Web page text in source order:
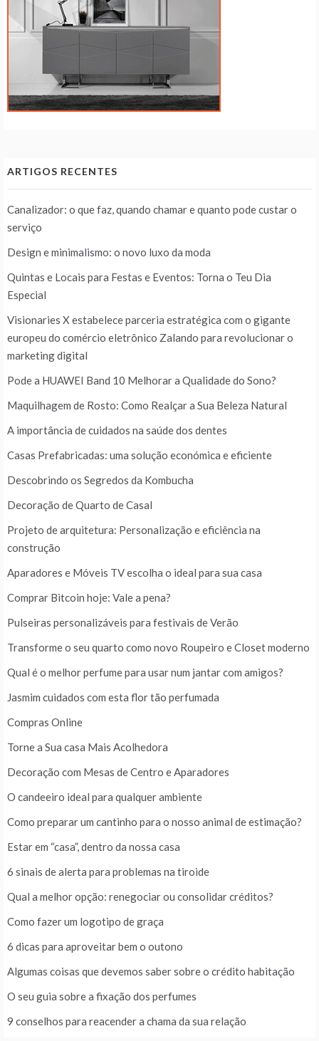
ARTIGOS RECENTES
Canalizador: o que faz, quando chamar e quanto pode custar o
serviço
Design e minimalismo: o novo luxo da moda
Quintas e Locais para Festas e Eventos: Torna o Teu Dia
Especial
Visionaries X estabelece parceria estratégica com o gigante
europeu do comércio eletrônico Zalando para revolucionar o
marketing digital
Pode a HUAWEI Band 10 Melhorar a Qualidade do Sono?
Maquilhagem de Rosto: Como Realçar a Sua Beleza Natural
A importância de cuidados na saúde dos dentes
Casas Prefabricadas: uma solução económica e eficiente
Descobrindo os Segredos da Kombucha
Decoração de Quarto de Casal
Projeto de arquitetura: Personalização e eficiência na
construção
Aparadores e Móveis TV escolha o ideal para sua casa
Comprar Bitcoin hoje: Vale a pena?
Pulseiras personalizáveis para festivais de Verão
Transforme o seu quarto como novo Roupeiro e Closet moderno
Qual é o melhor perfume para usar num jantar com amigos?
Jasmim cuidados com esta flor tão perfumada
Compras Online
Torne a Sua casa Mais Acolhedora
Decoração com Mesas de Centro e Aparadores
O candeeiro ideal para qualquer ambiente
Como preparar um cantinho para o nosso animal de estimação?
Estar em “casa”, dentro da nossa casa
6 sinais de alerta para problemas na tiroide
Qual a melhor opção: renegociar ou consolidar créditos?
Como fazer um logotipo de graça
6 dicas para aproveitar bem o outono
Algumas coisas que devemos saber sobre o crédito habitação
O seu guia sobre a fixação dos perfumes
9 conselhos para reacender a chama da sua relação